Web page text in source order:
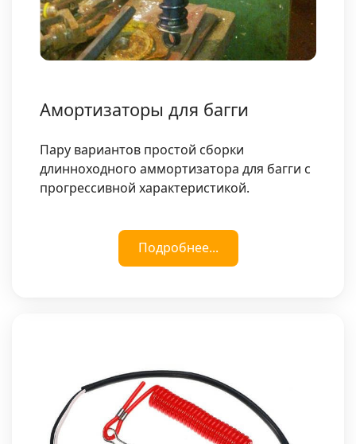
Амортизаторы для багги
Пару вариантов простой сборки
длинноходного аммортизатора для багги с
прогрессивной характеристикой.
Подробнее...